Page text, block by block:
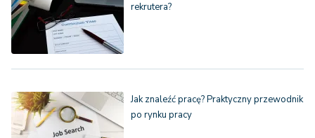
rekrutera?
Jak znaleźć pracę? Praktyczny przewodnik
po rynku pracy